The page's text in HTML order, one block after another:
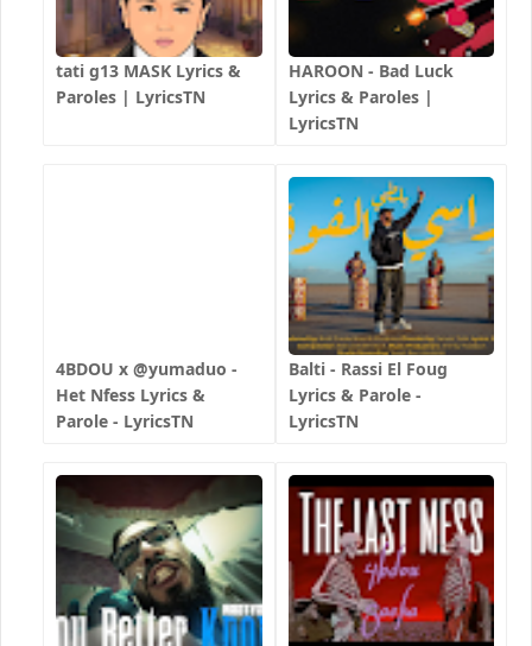
tati g13 MASK Lyrics &
Paroles | LyricsTN
HAROON - Bad Luck
Lyrics & Paroles |
LyricsTN
4BDOU x ‪@yumaduo‬ -
Het Nfess Lyrics &
Parole - LyricsTN
Balti - Rassi El Foug
Lyrics & Parole -
LyricsTN